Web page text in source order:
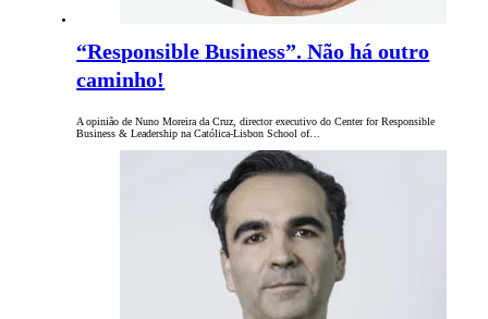
“Responsible Business”. Não há outro
caminho!
A opinião de Nuno Moreira da Cruz, director executivo do Center for Responsible
Business & Leadership na Católica-Lisbon School of…